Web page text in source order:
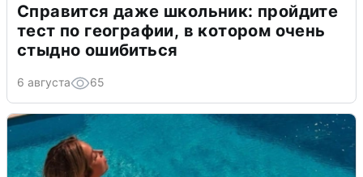
Справится даже школьник: пройдите
тест по географии, в котором очень
стыдно ошибиться
6 августа 65